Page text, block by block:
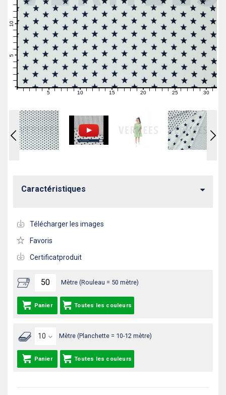
2
4
6
8
11
13
0 1 2 3 4 6 7 8910 11121314 1617181920 21222324 2526272829 30 31
Mètre (Rouleau = 50 mètre)
Panier Toutes les couleurs
Mètre (Planchette = 10-12 mètre)
Panier Toutes les couleurs
Caractéristiques
Télécharger les images
Favoris
Certificatproduit